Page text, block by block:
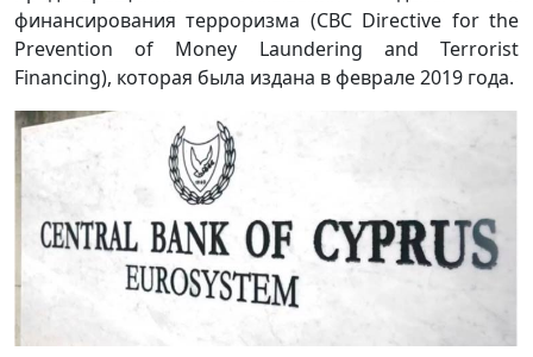
финансирования терроризма (CBC Directive for the
Prevention of Money Laundering and Terrorist
Financing), которая была издана в феврале 2019 года.